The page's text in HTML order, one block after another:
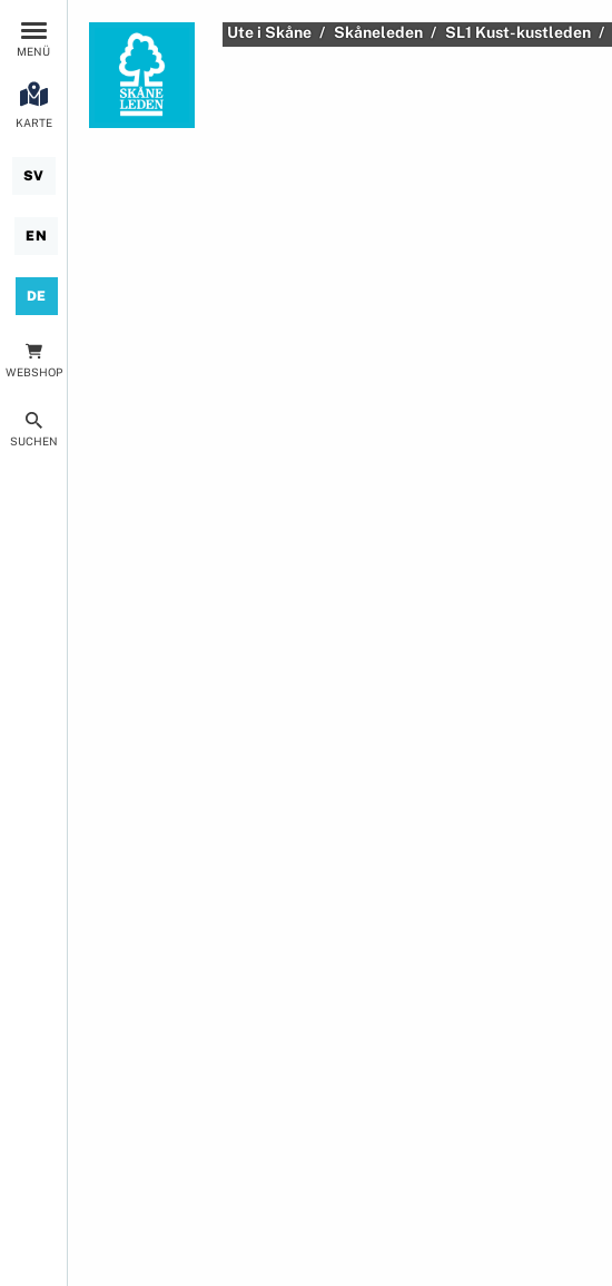
MENÜ
KARTE
SV
EN
DE
WEBSHOP
SUCHEN
Ute i Skåne Skåneleden SL1 Kust-kustleden